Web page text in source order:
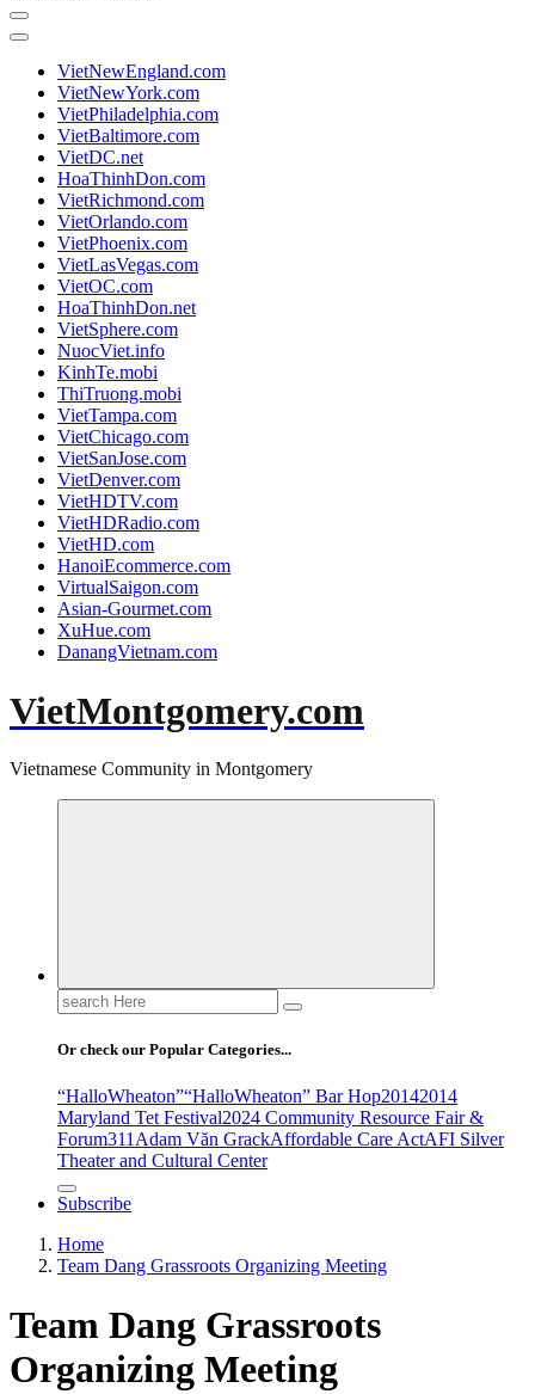
VietNewEngland.com
VietNewYork.com
VietPhiladelphia.com
VietBaltimore.com
VietDC.net
HoaThinhDon.com
VietRichmond.com
VietOrlando.com
VietPhoenix.com
VietLasVegas.com
VietOC.com
HoaThinhDon.net
VietSphere.com
NuocViet.info
KinhTe.mobi
ThiTruong.mobi
VietTampa.com
VietChicago.com
VietSanJose.com
VietDenver.com
VietHDTV.com
VietHDRadio.com
VietHD.com
HanoiEcommerce.com
VirtualSaigon.com
Asian-Gourmet.com
XuHue.com
DanangVietnam.com
VietMontgomery.com
Vietnamese Community in Montgomery
Search
for:
Or check our Popular Categories...
“HalloWheaton”“HalloWheaton” Bar Hop20142014
Maryland Tet Festival2024 Community Resource Fair &
Forum311Adam Văn GrackAffordable Care ActAFI Silver
Theater and Cultural Center
Subscribe
Home
Team Dang Grassroots Organizing Meeting
Team Dang Grassroots
Organizing Meeting